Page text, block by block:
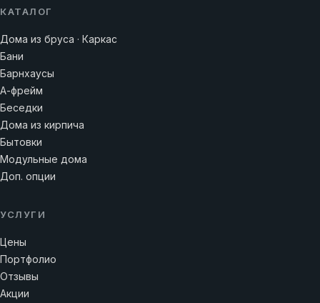
КАТАЛОГ
Дома из бруса · Каркас
Бани
Барнхаусы
А-фрейм
Беседки
Дома из кирпича
Бытовки
Модульные дома
Доп. опции
УСЛУГИ
Цены
Портфолио
Отзывы
Акции